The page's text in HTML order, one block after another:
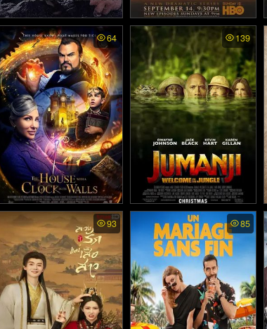
Desert Lone Hero - ฮีโร่ทะ
เลทราย (2025)
Carnivale พากย์ไทย - นรก
ลวง สวรรค์อำมหิต (2003)
64
The House with a Clock in
its Walls - บ้านเวทมนตร์แล
ะนาฬิกาอาถรรพ์ (2018)
139
Jumanji: Welcome to the J
ungle - เกมดูดโลก บุกป่าม
หัศจรรย์ (2017)
93 85